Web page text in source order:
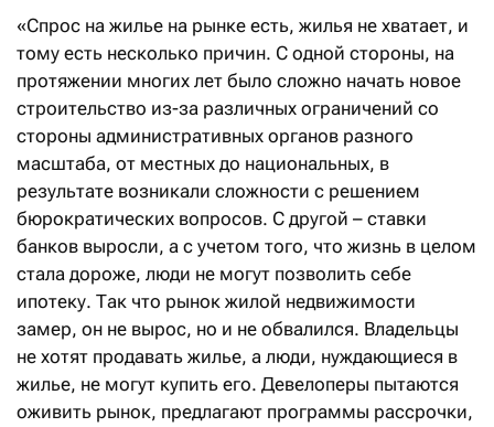
«Спрос на жилье на рынке есть, жилья не хватает, и
тому есть несколько причин. С одной стороны, на
протяжении многих лет было сложно начать новое
строительство из-за различных ограничений со
стороны административных органов разного
масштаба, от местных до национальных, в
результате возникали сложности с решением
бюрократических вопросов. С другой – ставки
банков выросли, а с учетом того, что жизнь в целом
стала дороже, люди не могут позволить себе
ипотеку. Так что рынок жилой недвижимости
замер, он не вырос, но и не обвалился. Владельцы
не хотят продавать жилье, а люди, нуждающиеся в
жилье, не могут купить его. Девелоперы пытаются
оживить рынок, предлагают программы рассрочки,